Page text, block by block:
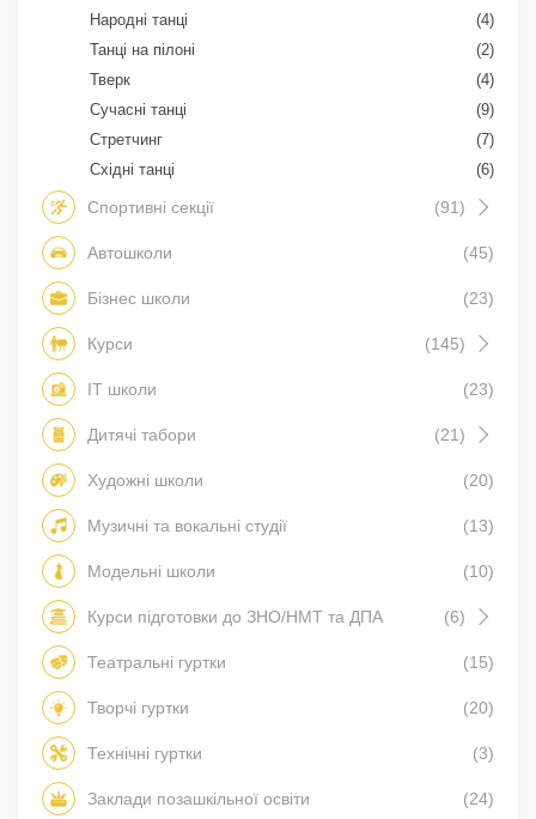
Народні танці
(4)
Танці на пілоні
(2)
Тверк
(4)
Сучасні танці
(9)
Стретчинг
(7)
Східні танці
(6)
Спортивні секції (91)
Автошколи (45)
Бізнес школи (23)
Курси (145)
IT школи (23)
Дитячі табори (21)
Художні школи (20)
Музичні та вокальні студії (13)
Модельні школи (10)
Курси підготовки до ЗНО/НМТ та ДПА (6)
Театральні гуртки (15)
Творчі гуртки (20)
Технічні гуртки (3)
Заклади позашкільної освіти (24)